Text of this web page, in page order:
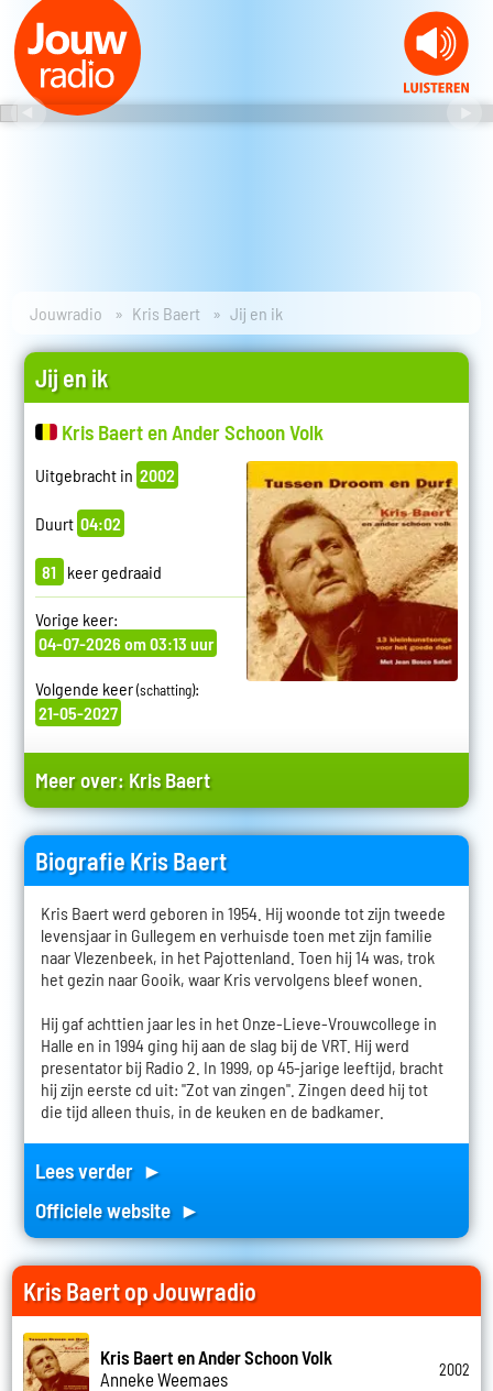
Jouwradio Kris Baert Jij en ik
Jij en ik
Kris Baert en Ander Schoon Volk
Uitgebracht in 2002
Duurt 04:02
81 keer gedraaid
Vorige keer:
04-07-2026 om 03:13 uur
Volgende keer(schatting):
21-05-2027
Meer over: Kris Baert
Biografie Kris Baert
Kris Baert werd geboren in 1954. Hij woonde tot zijn tweede
levensjaar in Gullegem en verhuisde toen met zijn familie
naar Vlezenbeek, in het Pajottenland. Toen hij 14 was, trok
het gezin naar Gooik, waar Kris vervolgens bleef wonen.
Hij gaf achttien jaar les in het Onze-Lieve-Vrouwcollege in
Halle en in 1994 ging hij aan de slag bij de VRT. Hij werd
presentator bij Radio 2. In 1999, op 45-jarige leeftijd, bracht
hij zijn eerste cd uit: "Zot van zingen". Zingen deed hij tot
die tijd alleen thuis, in de keuken en de badkamer.
Lees verder ►
Officiele website ►
Kris Baert op Jouwradio
Kris Baert en Ander Schoon Volk
Anneke Weemaes
2002